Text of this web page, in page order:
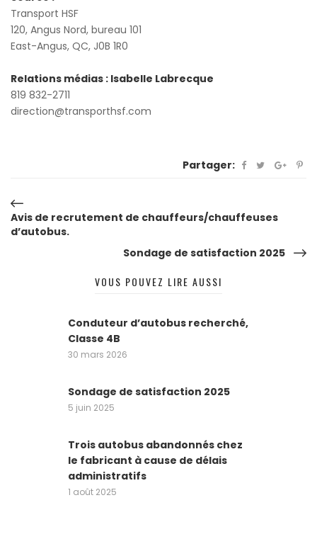
Transport HSF
120, Angus Nord, bureau 101
East-Angus, QC, J0B 1R0
Relations médias : Isabelle Labrecque
819 832-2711
direction@transporthsf.com
Partager:
Navigation
de
Avis de recrutement de chauffeurs/chauffeuses
d’autobus.
Sondage de satisfaction 2025
VOUS POUVEZ LIRE AUSSI
Conduteur d’autobus recherché,
Classe 4B
30 mars 2026
Sondage de satisfaction 2025
5 juin 2025
Trois autobus abandonnés chez
le fabricant à cause de délais
administratifs
1 août 2025